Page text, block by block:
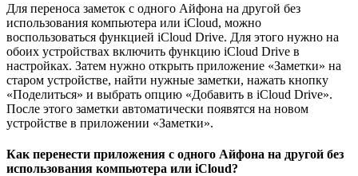
Для переноса заметок с одного Айфона на другой без
использования компьютера или iCloud, можно
воспользоваться функцией iCloud Drive. Для этого нужно на
обоих устройствах включить функцию iCloud Drive в
настройках. Затем нужно открыть приложение «Заметки» на
старом устройстве, найти нужные заметки, нажать кнопку
«Поделиться» и выбрать опцию «Добавить в iCloud Drive».
После этого заметки автоматически появятся на новом
устройстве в приложении «Заметки».
Как перенести приложения с одного Айфона на другой без
использования компьютера или iCloud?